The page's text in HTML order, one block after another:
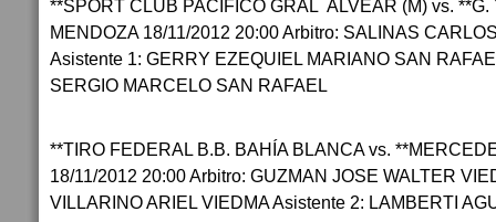
**SPORT CLUB PACIFICO GRAL ALVEAR (M) vs. **G.
MENDOZA 18/11/2012 20:00 Arbitro: SALINAS
Asistente 1: GERRY EZEQUIEL MARIANO SAN
SERGIO MARCELO SAN RAFAEL
**TIRO FEDERAL B.B. BAHÍA BLANCA vs.
18/11/2012 20:00 Arbitro: GUZMAN JOSE WALTER
VILLARINO ARIEL VIEDMA Asistente 2: LAMBERTI